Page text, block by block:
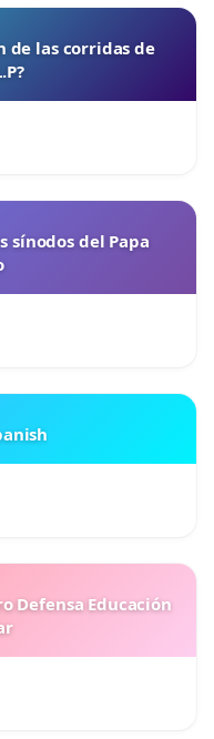
de las corridas de
sínodos del Papa
Defensa Educación